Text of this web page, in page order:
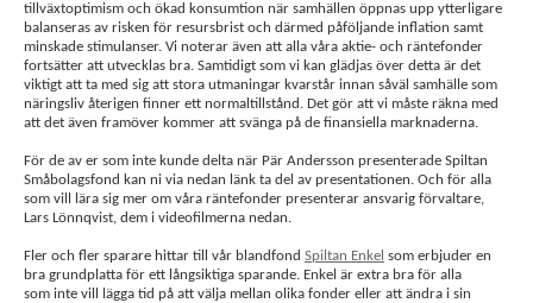
tillväxtoptimism och ökad konsumtion när samhällen öppnas upp ytterligare
balanseras av risken för resursbrist och därmed påföljande inflation samt
minskade stimulanser. Vi noterar även att alla våra aktie- och räntefonder
fortsätter att utvecklas bra. Samtidigt som vi kan glädjas över detta är det
viktigt att ta med sig att stora utmaningar kvarstår innan såväl samhälle som
näringsliv återigen finner ett normaltillstånd. Det gör att vi måste räkna med
att det även framöver kommer att svänga på de finansiella marknaderna.
För de av er som inte kunde delta när Pär Andersson presenterade Spiltan
Småbolagsfond kan ni via nedan länk ta del av presentationen. Och för alla
som vill lära sig mer om våra räntefonder presenterar ansvarig förvaltare,
Lars Lönnqvist, dem i videofilmerna nedan.
Fler och fler sparare hittar till vår blandfond Spiltan Enkel som erbjuder en
bra grundplatta för ett långsiktiga sparande. Enkel är extra bra för alla
som inte vill lägga tid på att välja mellan olika fonder eller att ändra i sin